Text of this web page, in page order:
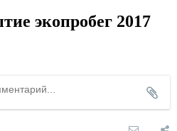
экопробег 2017